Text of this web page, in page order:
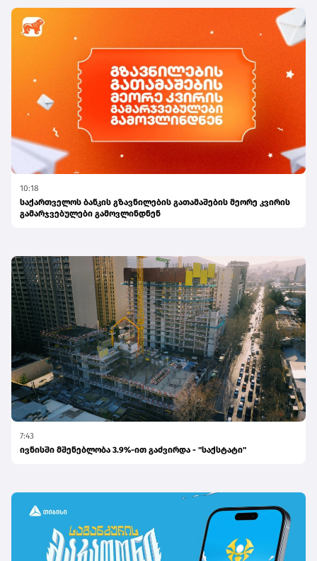
10:18
საქართველოს ბანკის გზავნილების გათამაშების მეორე კვირის
გამარჯვებულები გამოვლინდნენ
7:43
ივნისში მშენებლობა 3.9%-ით გაძვირდა - "საქსტატი"